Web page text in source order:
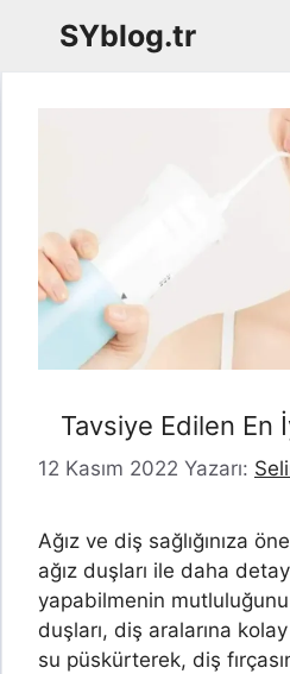
SYblog.tr
Tavsiye Edilen En
12 Kasım 2022 Yazarı:
Ağız ve diş sağlığınıza
ağız duşları ile daha
yapabilmenin
duşları, diş aralarına
su püskürterek, diş